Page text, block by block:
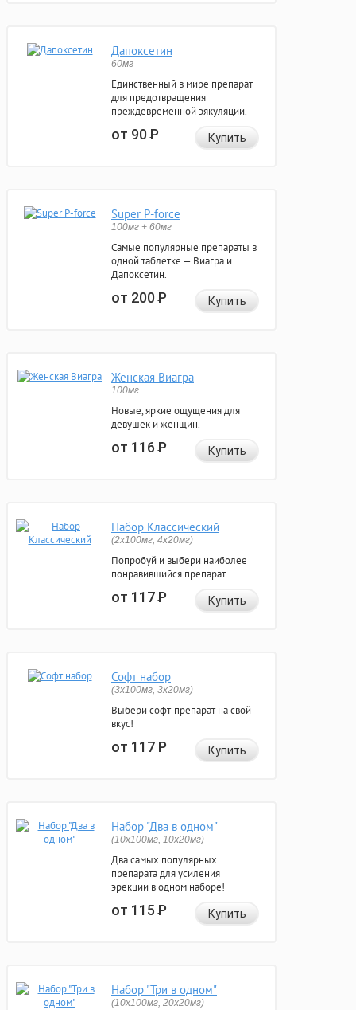
Дапоксетин
60мг
Единственный в мире препарат
для предотвращения
преждевременной эякуляции.
от 90Р Купить
Super P-force
100мг + 60мг
Самые популярные препараты в
одной таблетке — Виагра и
Дапоксетин.
от 200Р Купить
Женская Виагра
100мг
Новые, яркие ощущения для
девушек и женщин.
от 116Р Купить
Набор Классический
(2x100мг, 4x20мг)
Попробуй и выбери наиболее
понравившийся препарат.
от 117Р Купить
Софт набор
(3x100мг, 3x20мг)
Выбери софт-препарат на свой
вкус!
от 117Р Купить
Набор "Два в одном"
(10x100мг, 10x20мг)
Два самых популярных
препарата для усиления
эрекции в одном наборе!
от 115Р Купить
Набор "Три в одном"
(10x100мг, 20x20мг)